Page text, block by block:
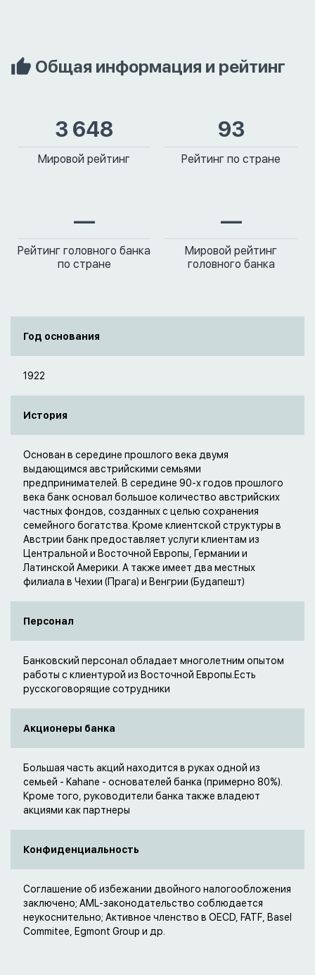
Общая информация и рейтинг
3 648
Мировой рейтинг
93
Рейтинг по стране
—
Рейтинг головного банка
по стране
—
Мировой рейтинг
головного банка
Год основания
1922
История
Основан в середине прошлого века двумя
выдающимся австрийскими семьями
предпринимателей. В середине 90-х годов прошлого
века банк основал большое количество австрийских
частных фондов, созданных с целью сохранения
семейного богатства. Кроме клиентской структуры в
Австрии банк предоставляет услуги клиентам из
Центральной и Восточной Европы, Германии и
Латинской Америки. А также имеет два местных
филиала в Чехии (Прага) и Венгрии (Будапешт)
Персонал
Банковский персонал обладает многолетним опытом
работы с клиентурой из Восточной Европы.Есть
русскоговорящие сотрудники
Акционеры банка
Большая часть акций находится в руках одной из
семьей - Kahane - основателей банка (примерно 80%).
Кроме того, руководители банка также владеют
акциями как партнеры
Конфиденциальность
Соглашение об избежании двойного налогообложения
заключено; AML-законодательство соблюдается
неукоснительно; Активное членство в OECD, FATF, Basel
Commitee, Egmont Group и др.